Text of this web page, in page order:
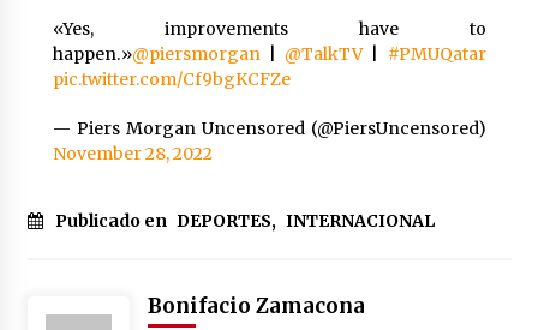
«Yes, improvements have to
happen.»@piersmorgan| @TalkTV| #PMUQatar
pic.twitter.com/Cf9bgKCFZe
— Piers Morgan Uncensored (@PiersUncensored)
November 28, 2022
Publicado en DEPORTES, INTERNACIONAL
Bonifacio Zamacona